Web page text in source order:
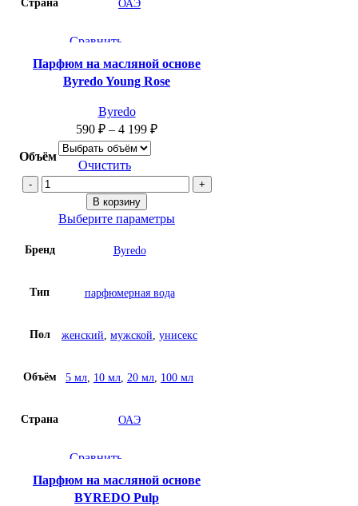
Страна ОАЭ
Сравнить
Быстрый просмотр
Добавить в список желаний
Парфюм на масляной основе
Byredo Young Rose
Byredo
590 ₽ – 4 199 ₽
Объём
Очистить
Количество
Парфюм
масляной
Byredo
В корзину
Выберите параметры
Бренд Byredo
Тип парфюмерная вода
Пол женский мужской унисекс
Объём 5 мл 10 мл 20 мл 100 мл
Страна ОАЭ
Сравнить
Быстрый просмотр
Добавить в список желаний
Парфюм на масляной основе
BYREDO Рulp